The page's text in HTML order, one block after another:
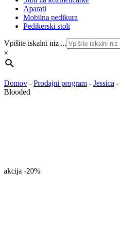
Aparati
Mobilna pedikura
Pedikerski stoli
Vpišite iskalni niz ...
×
Domov - Prodajni program - Jessica -
Blooded
akcija -20%